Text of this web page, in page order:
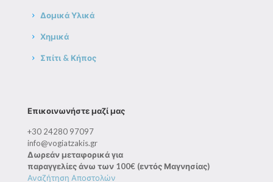
Δομικά Υλικά
Χημικά
Σπίτι & Κήπος
Επικοινωνήστε μαζί μας
+30 24280 97097
info@vogiatzakis.gr
Δωρεάν μεταφορικά για
παραγγελίες άνω των 100€ (εντός Μαγνησίας)
Αναζήτηση Αποστολών